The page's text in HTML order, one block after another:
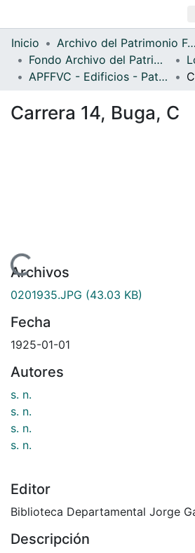
Todo DSpace
Inicio
Archivo del Patrimonio Fotográfico y Fílmico del Valle del Cauca
Fondo Archivo del Patrimonio Fotográfico y Fílmico del Valle del Cauca
APFFVC - Edificios - Patrimonial
Carrera 14, Buga, C
Archivos
0201935.JPG (43.03 KB)
Fecha
1925-01-01
Autores
s. n.
s. n.
s. n.
s. n.
Editor
Biblioteca Departamental Jorge
Descripción